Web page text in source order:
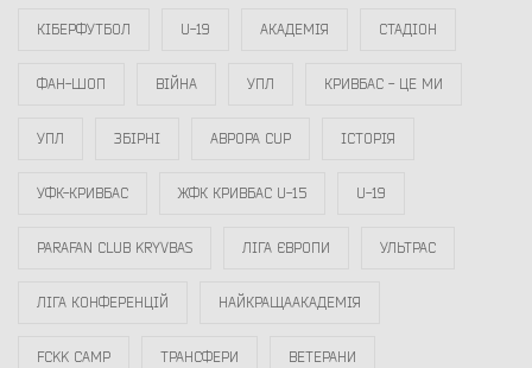
КІБЕРФУТБОЛ U-19 АКАДЕМІЯ СТАДІОН
ФАН-ШОП ВІЙНА УПЛ КРИВБАС - ЦЕ МИ
УПЛ ЗБІРНІ АВРОРА CUP ІСТОРІЯ
УФК-КРИВБАС ЖФК КРИВБАС U-15 U-19
PARAFAN CLUB KRYVBAS ЛІГА ЄВРОПИ УЛЬТРАС
ЛІГА КОНФЕРЕНЦІЙ НАЙКРАЩААКАДЕМІЯ
FCKK CAMP ТРАНСФЕРИ ВЕТЕРАНИ